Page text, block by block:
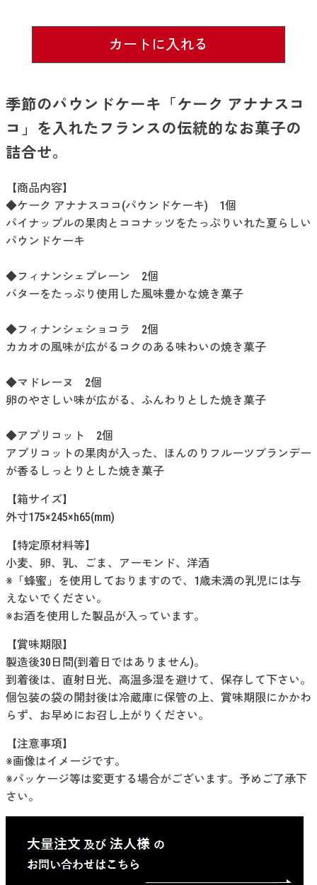
カートに入れる
季節のパウンドケーキ「ケーク アナナスコ
コ」を入れたフランスの伝統的なお菓子の
詰合せ。
【商品内容】
◆ケーク アナナスココ(パウンドケーキ) 1個
パイナップルの果肉とココナッツをたっぷりいれた夏らしい
パウンドケーキ
◆フィナンシェプレーン 2個
バターをたっぷり使用した風味豊かな焼き菓子
◆フィナンシェショコラ 2個
カカオの風味が広がるコクのある味わいの焼き菓子
◆マドレーヌ 2個
卵のやさしい味が広がる、ふんわりとした焼き菓子
◆アプリコット 2個
アプリコットの果肉が入った、ほんのりフルーツブランデー
が香るしっとりとした焼き菓子
【箱サイズ】
外寸175×245×h65(mm)
【特定原材料等】
小麦、卵、乳、ごま、アーモンド、洋酒
※「蜂蜜」を使用しておりますので、1歳未満の乳児には与
えないでください。
※お酒を使用した製品が入っています。
【賞味期限】
製造後30日間(到着日ではありません)。
到着後は、直射日光、高温多湿を避けて、保存して下さい。
個包装の袋の開封後は冷蔵庫に保管の上、賞味期限にかかわ
らず、お早めにお召し上がりください。
【注意事項】
※画像はイメージです。
※パッケージ等は変更する場合がございます。予めご了承下
さい。